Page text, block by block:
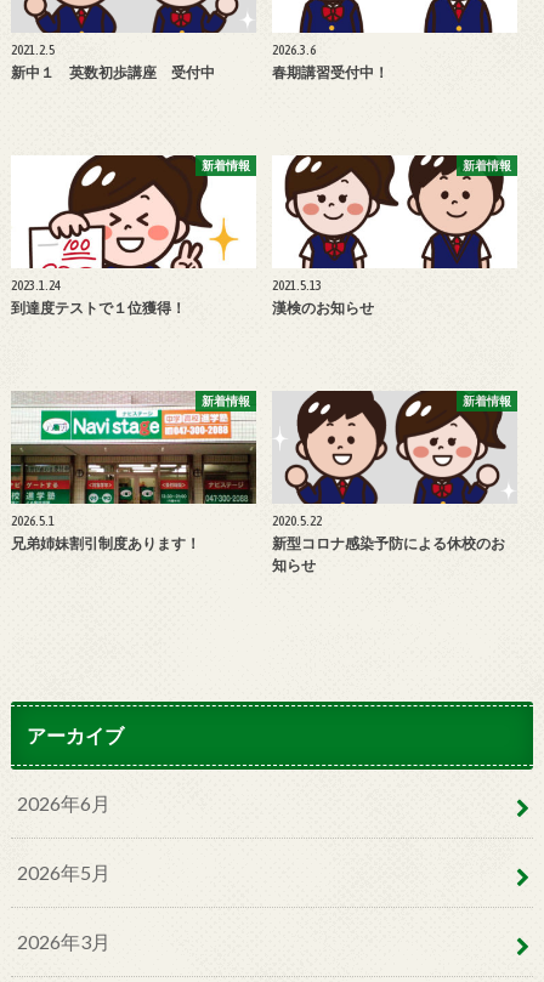
2021.2.5
新中１ 英数初歩講座 受付中
2026.3.6
春期講習受付中！
新着情報
2023.1.24
到達度テストで１位獲得！
新着情報
2021.5.13
漢検のお知らせ
新着情報
2026.5.1
兄弟姉妹割引制度あります！
新着情報
2020.5.22
新型コロナ感染予防による休校のお
知らせ
アーカイブ
2026年6月
2026年5月
2026年3月